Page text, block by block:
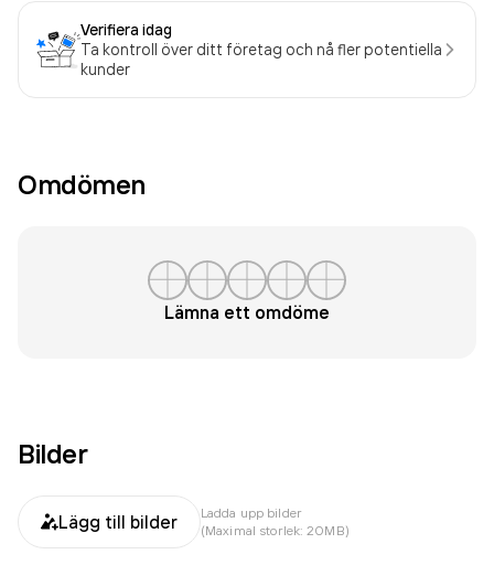
Verifiera idag
Ta kontroll över ditt företag och nå fler potentiella
kunder
Omdömen
Lämna ett omdöme
Bilder
Lägg till bilder
Ladda upp bilder
(Maximal storlek: 20MB)